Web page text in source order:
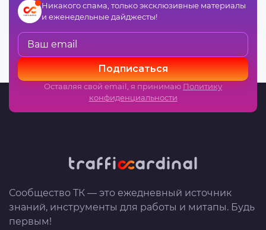
Никакого спама, только эксклюзивные материалы
и еженедельные дайджесты!
Подписаться
Оставляя свой email, я принимаю Политику
конфиденциальности
Сообщество ТК — это ежедневный источник
знаний, инструменты для работы и митапы. Будь
первым!